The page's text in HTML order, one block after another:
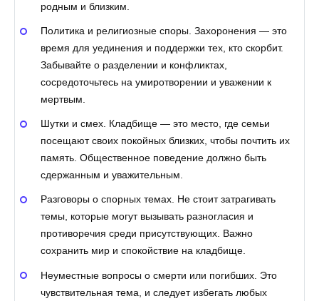
родным и близким.
Политика и религиозные споры. Захоронения — это
время для уединения и поддержки тех, кто скорбит.
Забывайте о разделении и конфликтах,
сосредоточьтесь на умиротворении и уважении к
мертвым.
Шутки и смех. Кладбище — это место, где семьи
посещают своих покойных близких, чтобы почтить их
память. Общественное поведение должно быть
сдержанным и уважительным.
Разговоры о спорных темах. Не стоит затрагивать
темы, которые могут вызывать разногласия и
противоречия среди присутствующих. Важно
сохранить мир и спокойствие на кладбище.
Неуместные вопросы о смерти или погибших. Это
чувствительная тема, и следует избегать любых